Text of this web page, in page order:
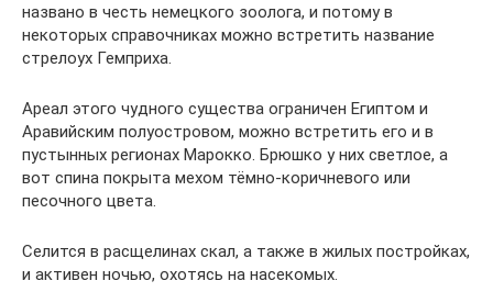
названо в честь немецкого зоолога, и потому в
некоторых справочниках можно встретить название
стрелоух Гемприха.
Ареал этого чудного существа ограничен Египтом и
Аравийским полуостровом, можно встретить его и в
пустынных регионах Марокко. Брюшко у них светлое, а
вот спина покрыта мехом тёмно-коричневого или
песочного цвета.
Селится в расщелинах скал, а также в жилых постройках,
и активен ночью, охотясь на насекомых.